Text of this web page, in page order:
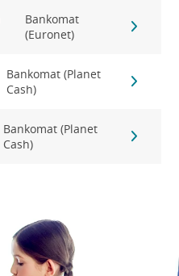
Bankomat
(Euronet)
Bankomat (Planet
Cash)
Bankomat (Planet
Cash)